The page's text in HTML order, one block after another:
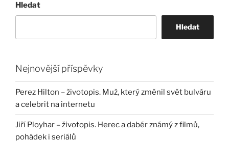
Hledat
Hledat
Nejnovější příspěvky
Perez Hilton – životopis. Muž, který změnil svět bulváru
a celebrit na internetu
Jiří Ployhar – životopis. Herec a dabér známý z filmů,
pohádek i seriálů